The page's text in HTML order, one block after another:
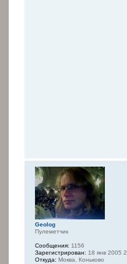
Geolog
Пулеметчик
Сообщения: 1156
Зарегистрирован: 18 янв 2005
Откуда: Моква, Коньково